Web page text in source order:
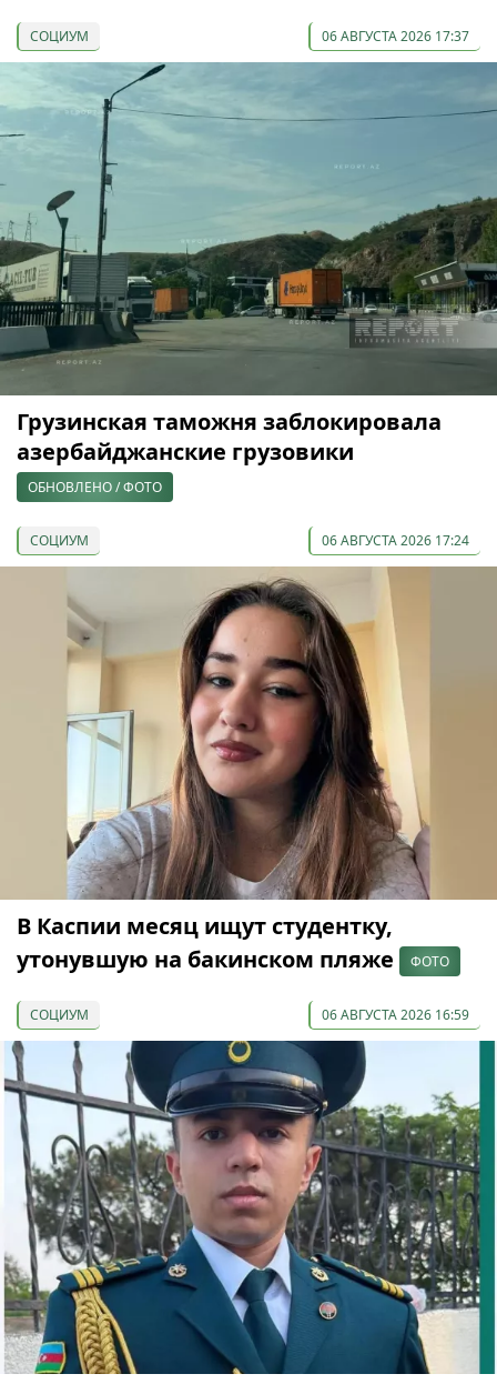
СОЦИУМ 06 АВГУСТА 2026 17:37
Грузинская таможня заблокировала
азербайджанские грузовики
ОБНОВЛЕНО / ФОТО
СОЦИУМ 06 АВГУСТА 2026 17:24
В Каспии месяц ищут студентку,
утонувшую на бакинском пляже
ФОТО
СОЦИУМ 06 АВГУСТА 2026 16:59